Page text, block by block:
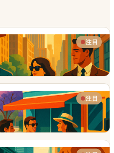
注目
注目